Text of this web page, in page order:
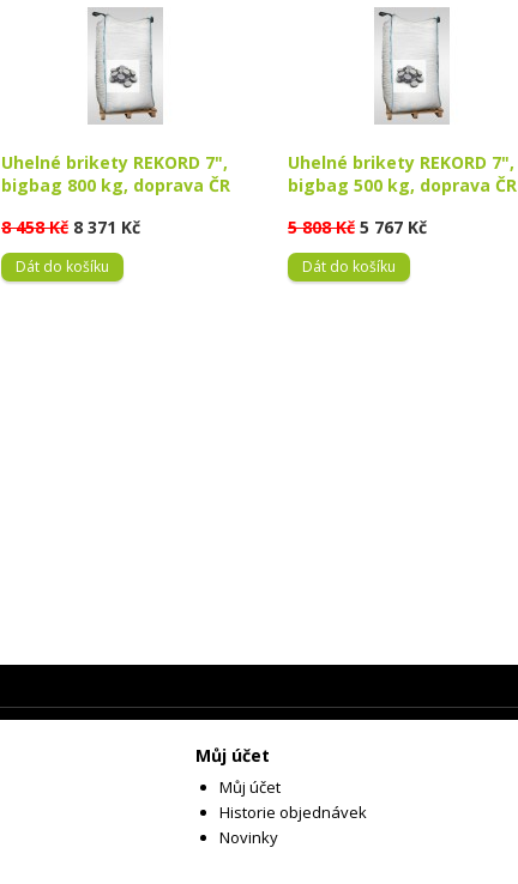
Uhelné brikety REKORD 7",
bigbag 800 kg, doprava ČR
8 458 Kč 8 371 Kč
Dát do košíku
Uhelné brikety REKORD 7",
bigbag 500 kg, doprava ČR
5 808 Kč 5 767 Kč
Dát do košíku
Můj účet
Můj účet
Historie objednávek
Novinky